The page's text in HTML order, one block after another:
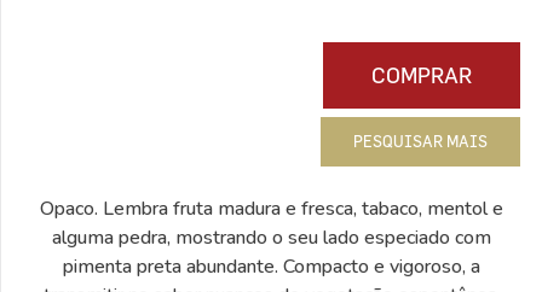
COMPRAR
PESQUISAR MAIS
Opaco. Lembra fruta madura e fresca, tabaco, mentol e
alguma pedra, mostrando o seu lado especiado com
pimenta preta abundante. Compacto e vigoroso, a